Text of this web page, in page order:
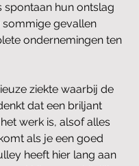
spontaan hun ontslag
sommige gevallen
ondernemingen ten
ziekte waarbij de
dat een briljant
werk is, alsof alles
als je een goed
heeft hier lang aan